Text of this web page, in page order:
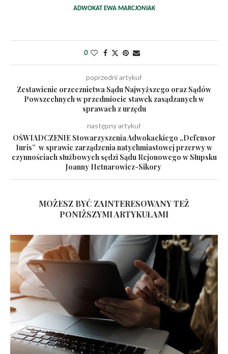
ADWOKAT EWA MARCJONIAK
0
poprzedni artykuł
Zestawienie orzecznictwa Sądu Najwyższego oraz Sądów
Powszechnych w przedmiocie stawek zasądzanych w
sprawach z urzędu
następny artykuł
OŚWIADCZENIE Stowarzyszenia Adwokackiego „Defensor
Iuris” w sprawie zarządzenia natychmiastowej przerwy w
czynnościach służbowych sędzi Sądu Rejonowego w Słupsku
Joanny Hetnarowicz-Sikory
MOŻESZ BYĆ ZAINTERESOWANY TEŻ
PONIŻSZYMI ARTYKUŁAMI